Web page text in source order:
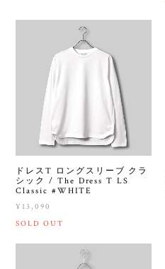
ドレスT ロングスリーブ クラ
シック / The Dress T LS
Classic #WHITE
¥13,090
SOLD OUT